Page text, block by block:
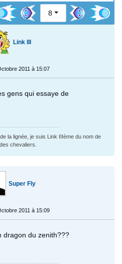
8
Link III
2011 à 15:07
gens qui essaye de
la lignée, je suis Link IIIème du nom de
chevaliers.
Super Fly
2011 à 15:09
dragon du zenith???